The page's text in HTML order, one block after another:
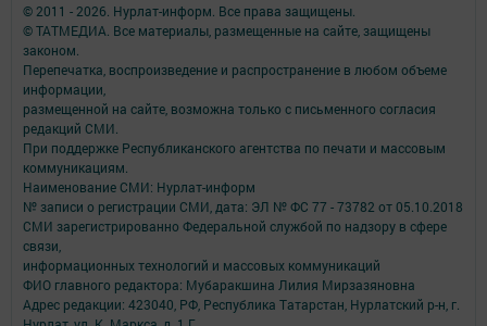
© 2011 - 2026. Нурлат-⁠информ. Все права защищены.
© ТАТМЕДИА. Все материалы, размещенные на сайте, защищены
законом.
Перепечатка, воспроизведение и распространение в любом объеме
информации,
размещенной на сайте, возможна только с письменного согласия
редакций СМИ.
При поддержке Республиканского агентства по печати и массовым
коммуникациям.
Наименование СМИ: Нурлат-⁠информ
№ записи о регистрации СМИ, дата: ЭЛ № ФС 77 -⁠ 73782 от 05.10.2018
СМИ зарегистрированно Федеральной службой по надзору в сфере
связи,
информационных технологий и массовых коммуникаций
ФИО главного редактора: Мубаракшина Лилия Мирзазяновна
Адрес редакции: 423040, РФ, Республика Татарстан, Нурлатский р-н, г.